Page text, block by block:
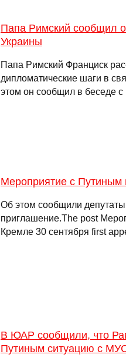
Папа Римский сообщил
Украины
Папа Римский Франциск
дипломатические шаги в
этом он сообщил в беседе
Мероприятие с Путиным
Об этом сообщили
приглашение.The post
Кремле 30 сентября first
В ЮАР сообщили, что
Путиным ситуацию с